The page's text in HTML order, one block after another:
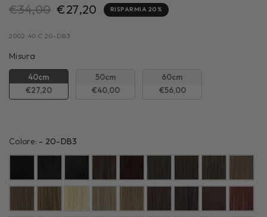
€34,00 €27,20 RISPARMIA 20%
2002 40 C 20-DB3
Misura
40cm
€27,20
50cm
€40,00
60cm
€56,00
Colore: - 20-DB3